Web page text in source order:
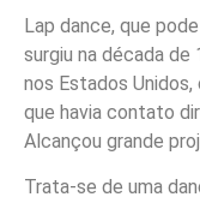
Lap dance, que
surgiu na década de
nos Estados
que havia contato
Alcançou grande
Trata-se de uma